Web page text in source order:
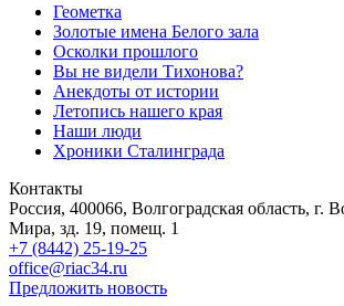
Геометка
Золотые имена Белого зала
Осколки прошлого
Вы не видели Тихонова?
Анекдоты от истории
Летопись нашего края
Наши люди
Хроники Сталинграда
Контакты
Россия, 400066, Волгоградская область, г.
Мира, зд. 19, помещ. 1
+7 (8442) 25-19-25
office@riac34.ru
Предложить новость